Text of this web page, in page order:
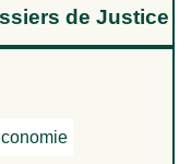
de Justice